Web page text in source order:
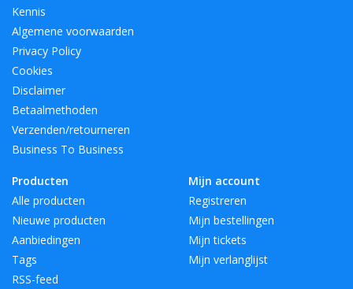
Kennis
Algemene voorwaarden
Privacy Policy
Cookies
Disclaimer
Betaalmethoden
Verzenden/retourneren
Business To Business
Producten
Alle producten
Nieuwe producten
Aanbiedingen
Tags
RSS-feed
Mijn account
Registreren
Mijn bestellingen
Mijn tickets
Mijn verlanglijst